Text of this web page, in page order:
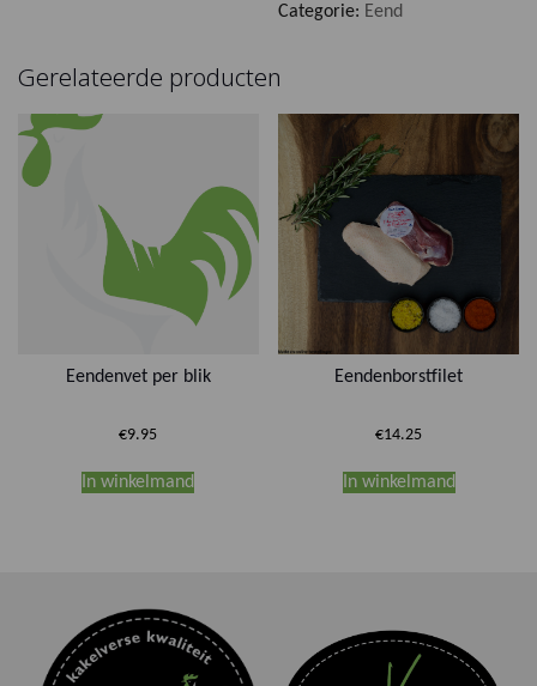
Categorie: Eend
Gerelateerde producten
Eendenvet per blik
€9.95
In winkelmand
Eendenborstfilet
€14.25
In winkelmand